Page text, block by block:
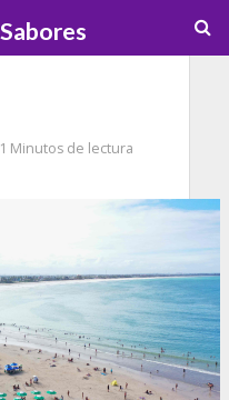
1 Minutos de lectura